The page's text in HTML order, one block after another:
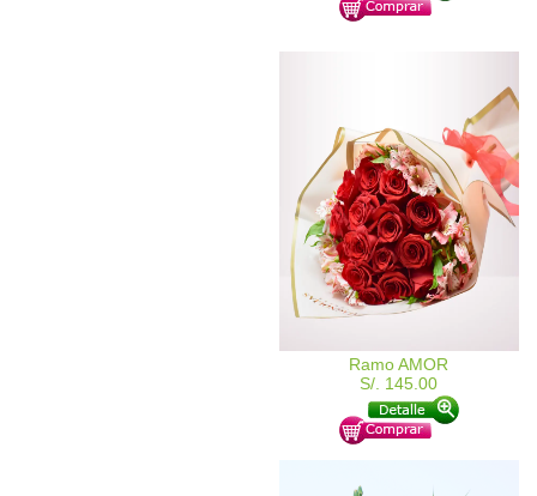
Ramo AMOR
S/. 145.00